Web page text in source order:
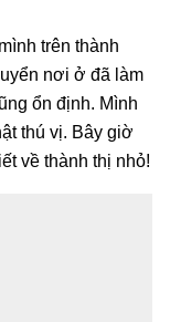
trên thành
nơi ở đã làm
ổn định. Mình
thú vị. Bây giờ
về thành thị nhỏ!